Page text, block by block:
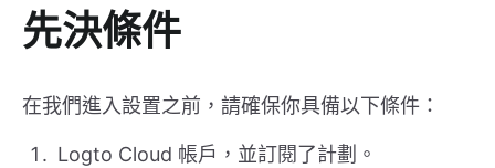
先決條件
在我們進入設置之前，請確保你具備以下條件：
Logto Cloud 帳戶，並訂閱了計劃。